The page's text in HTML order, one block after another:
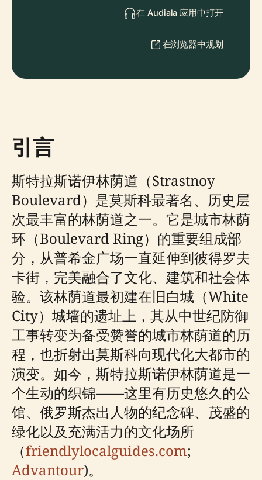
在 Audiala 应用中打开
在浏览器中规划
引言
斯特拉斯诺伊林荫道（Strastnoy
Boulevard）是莫斯科最著名、历史层
次最丰富的林荫道之一。它是城市林荫
环（Boulevard Ring）的重要组成部
分，从普希金广场一直延伸到彼得罗夫
卡街，完美融合了文化、建筑和社会体
验。该林荫道最初建在旧白城（White
City）城墙的遗址上，其从中世纪防御
工事转变为备受赞誉的城市林荫道的历
程，也折射出莫斯科向现代化大都市的
演变。如今，斯特拉斯诺伊林荫道是一
个生动的织锦——这里有历史悠久的公
馆、俄罗斯杰出人物的纪念碑、茂盛的
绿化以及充满活力的文化场所
（friendlylocalguides.com;
Advantour)。